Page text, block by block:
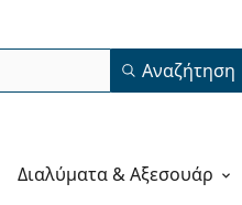
Αναζήτηση
Διαλύματα & Αξεσουάρ